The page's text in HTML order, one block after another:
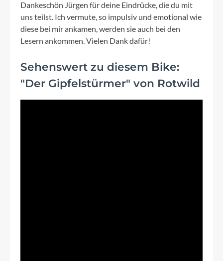
Dankeschön Jürgen für deine Eindrücke, die du mit
uns teilst. Ich vermute, so impulsiv und emotional wie
diese bei mir ankamen, werden sie auch bei den
Lesern ankommen. Vielen Dank dafür!
Sehenswert zu diesem Bike:
"Der Gipfelstürmer" von Rotwild